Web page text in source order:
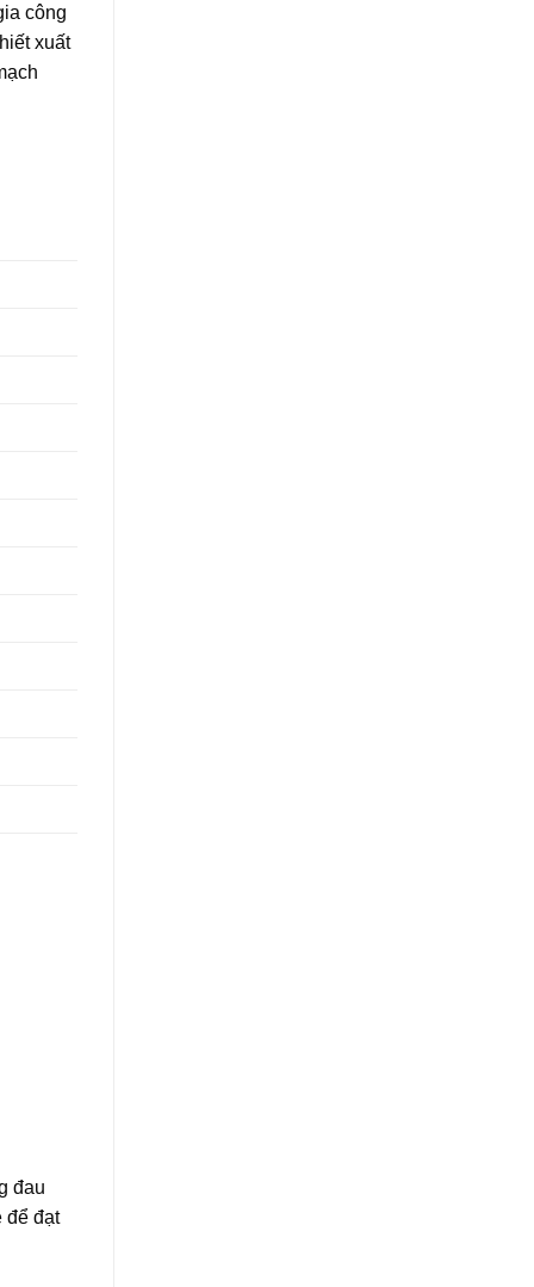
công
xuất
đau
để đạt